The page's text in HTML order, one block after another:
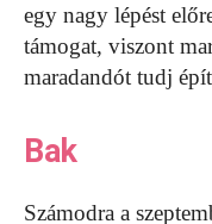
egy nagy lépést
támogat, viszont
maradandót tudj
Bak
Számodra a